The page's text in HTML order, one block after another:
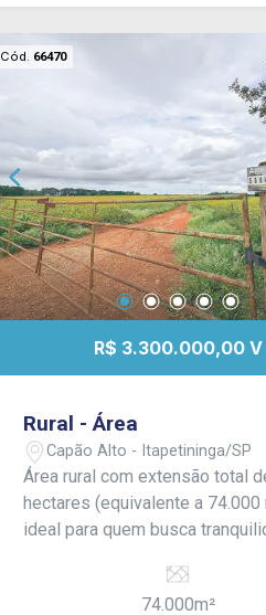
com aproximadamente 300 m²
banheiros (02 femininos e 02
masculinos), o segundo com
aproximadamente 150 m² e 01
banheiro, e o terceiro com
m², contendo escritório e
Conta ainda com canil com 06
poço artesiano e mina d`água. A
propriedade possui formação
pasto, terra mista, topografia
levemente ondulada e boa
composta por açudes e
sede, casa de caseiro, curral,
Cód. 66470
R$ 3.300.000,00 V
Rural - Área
Capão Alto - Itapetininga/SP
Área rural com extensão total
hectares (equivalente a 74.000
ideal para quem busca
excelente potencial de
comercial e residencial,
74.000m²